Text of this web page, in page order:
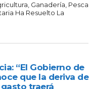
Ganadería, Pesca
Ha Resuelto La
“El Gobierno de
que la deriva de
traerá